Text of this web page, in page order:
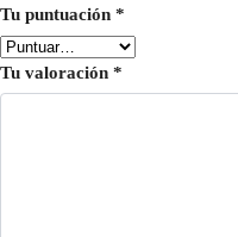
Tu puntuación *
Tu valoración *